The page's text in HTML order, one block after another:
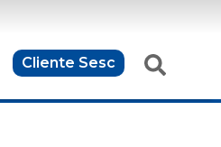
Cliente Sesc